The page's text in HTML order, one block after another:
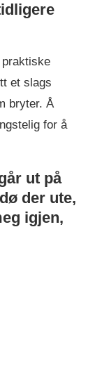
praktiske
et slags
bryter. Å
for å
ut på
der ute,
igjen,